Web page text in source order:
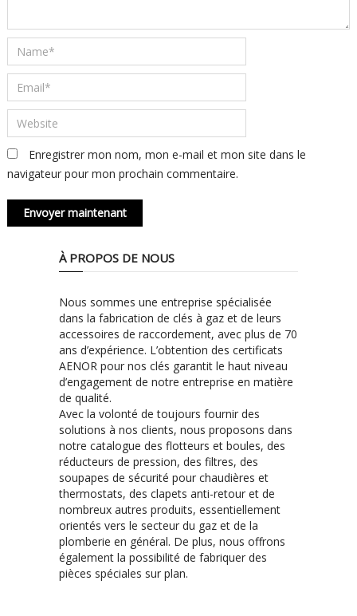
Enregistrer mon nom, mon e-mail et mon site dans le
navigateur pour mon prochain commentaire.
À PROPOS DE NOUS
Nous sommes une entreprise spécialisée
dans la fabrication de clés à gaz et de leurs
accessoires de raccordement, avec plus de 70
ans d’expérience. L’obtention des certificats
AENOR pour nos clés garantit le haut niveau
d’engagement de notre entreprise en matière
de qualité.
Avec la volonté de toujours fournir des
solutions à nos clients, nous proposons dans
notre catalogue des flotteurs et boules, des
réducteurs de pression, des filtres, des
soupapes de sécurité pour chaudières et
thermostats, des clapets anti-retour et de
nombreux autres produits, essentiellement
orientés vers le secteur du gaz et de la
plomberie en général. De plus, nous offrons
également la possibilité de fabriquer des
pièces spéciales sur plan.